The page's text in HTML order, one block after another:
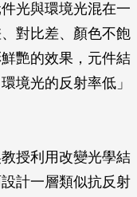
光與環境光混在一
對比差、顏色不飽
艷的效果，元件結
境光的反射率低」
授利用改變光學結
計一層類似抗反射